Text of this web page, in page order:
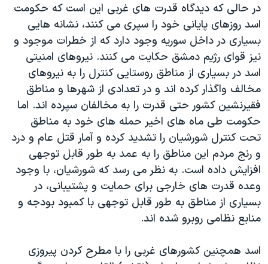
در حالی که دیدگاه قدرت های غربی این است که حکومت
اسد روزهای پایانی خود را سپری می کنند، نشانه هایی
بسیاری در داخل سوریه وجود دارد که از خطرات موجود و
نیز قوای رژیم دمشق حکایت می کنند. نیروهای امنیتی
اسد در بسیاری از مناطق روستایی کنترل را به نیروهای
مخالف واگذار کرده اند و در تعدادی از شهرها و مناطق
فقیرنشین کشور حتی قدرت را به مخالفان سپرده اند. اما
حکومت طی ماه های اخیر حمله های خود به مناطق
تحت کنترل شورشیان را تشدید کرده و آمار قتل عام و درد
و رنج مردم این مناطق را به عمد به طور قابل توجهی
افزایش داده است. به نظر می رسد که شورشیان، با وجود
وعده قدرت های خارجی برای حمایت و پشتیبانی، در
بسیاری از مناطق به طور قابل توجهی با کمبود بودجه و
منابع نظامی روبرو شده اند.
اسد همچنین کشورهای غربی را با مطرح کردن پیروزی